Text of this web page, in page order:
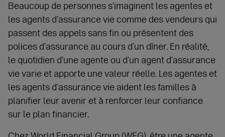
Beaucoup de personnes s’imaginent les agentes et
les agents d’assurance vie comme des vendeurs qui
passent des appels sans fin ou présentent des
polices d’assurance au cours d’un dîner. En réalité,
le quotidien d’une agente ou d’un agent d’assurance
vie varie et apporte une valeur réelle. Les agentes et
les agents d’assurance vie aident les familles à
planifier leur avenir et à renforcer leur confiance
sur le plan financier.